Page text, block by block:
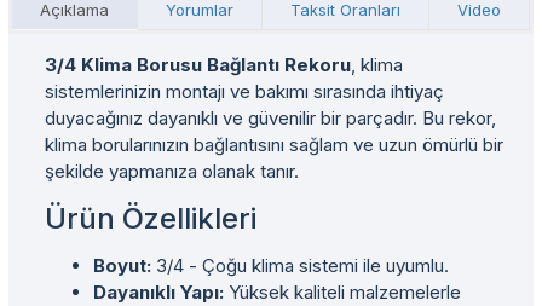
Açıklama Yorumlar Taksit Oranları Video
3/4 Klima Borusu Bağlantı Rekoru, klima
sistemlerinizin montajı ve bakımı sırasında ihtiyaç
duyacağınız dayanıklı ve güvenilir bir parçadır. Bu rekor,
klima borularınızın bağlantısını sağlam ve uzun ömürlü bir
şekilde yapmanıza olanak tanır.
Ürün Özellikleri
Boyut: 3/4 - Çoğu klima sistemi ile uyumlu.
Dayanıklı Yapı: Yüksek kaliteli malzemelerle